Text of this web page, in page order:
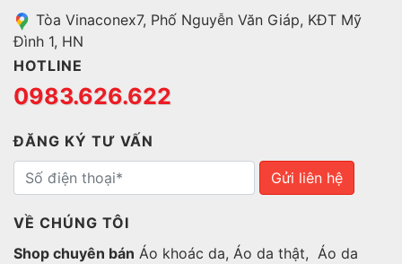
Tòa Vinaconex7, Phố Nguyễn Văn Giáp, KĐT Mỹ
Đình 1, HN
HOTLINE
0983.626.622
ĐĂNG KÝ TƯ VẤN
Gửi liên hệ
VỀ CHÚNG TÔI
Shop chuyên bán Áo khoác da, Áo da thật, Áo da